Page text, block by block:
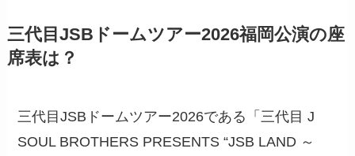
三代目JSBドームツアー2026福岡公演の座
席表は？
三代目JSBドームツアー2026である「三代目 J
SOUL BROTHERS PRESENTS “JSB LAND ～